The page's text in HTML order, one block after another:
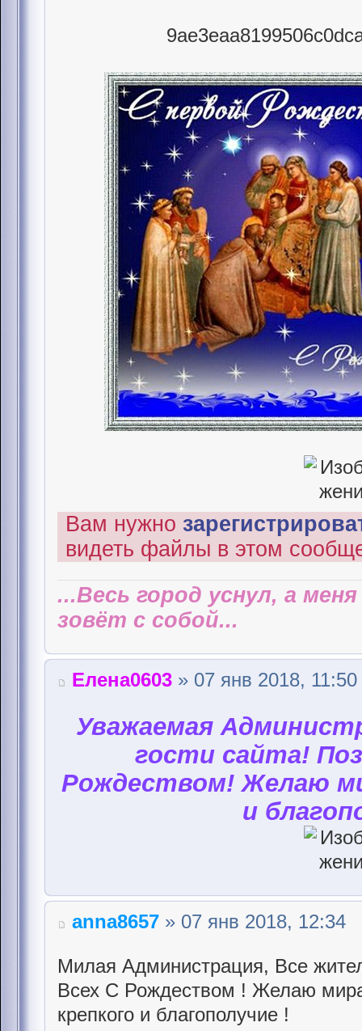
Вам нужно
видеть файлы в этом
...Весь город уснул, а
зовёт с собой...
Елена0603 » 07 янв 2018, 11:50
Уважаемая
гости сайта!
Рождеством! Желаю
и
anna8657 » 07 янв 2018, 12:34
Милая Администрация, Все
Всех С Рождеством ! Желаю
крепкого и благополучие !